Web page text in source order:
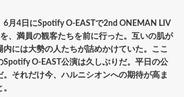
月4日にSpotify O-EASTで2nd ONEMAN LIV
、満員の観客たちを前に行った。互いの肌が
内には大勢の人たちが詰めかけていた。ここ
Spotify O-EAST公演は久しぶりだ。平日の公
。それだけ今、ハルニシオンへの期待が高ま